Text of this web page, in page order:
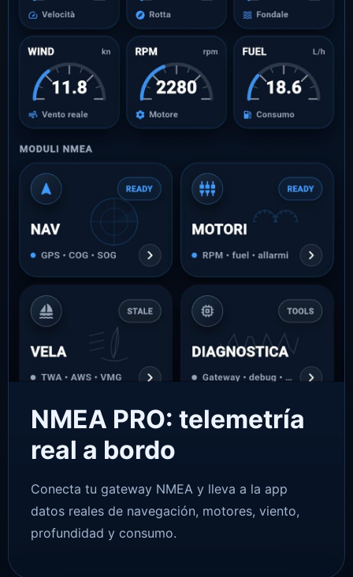
NMEA PRO: telemetría
real a bordo
Conecta tu gateway NMEA y lleva a la app
datos reales de navegación, motores, viento,
profundidad y consumo.